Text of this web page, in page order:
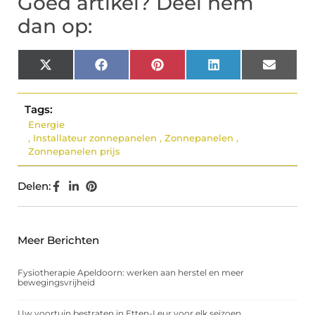
dan op:
X
(Twitter)
Facebook Pinterest LinkedIn Email
Tags:
Energie
, Installateur zonnepanelen , Zonnepanelen ,
Zonnepanelen prijs
Delen:
Meer Berichten
Fysiotherapie Apeldoorn: werken aan herstel en meer
bewegingsvrijheid